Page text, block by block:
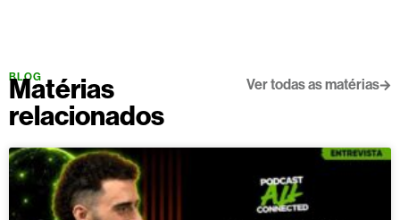
BLOG
Matérias
relacionados
Ver todas as matérias